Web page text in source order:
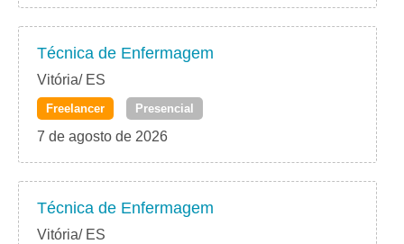
Técnica de Enfermagem
Vitória/ ES
Freelancer Presencial
7 de agosto de 2026
Técnica de Enfermagem
Vitória/ ES